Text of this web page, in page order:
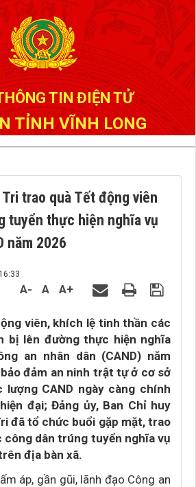
TIN ĐIỆN TỬ
TỈNH VĨNH LONG
Tri trao quà Tết động viên
tuyển thực hiện nghĩa vụ
năm 2026
A- A A+
viên, khích lệ tinh thần các
bị lên đường thực hiện nghĩa
an nhân dân (CAND) năm
đảm an ninh trật tự ở cơ sở
lượng CAND ngày càng chính
đại; Đảng ủy, Ban Chỉ huy
đã tổ chức buổi gặp mặt, trao
công dân trúng tuyển nghĩa vụ
địa bàn xã.
áp, gần gũi, lãnh đạo Công an